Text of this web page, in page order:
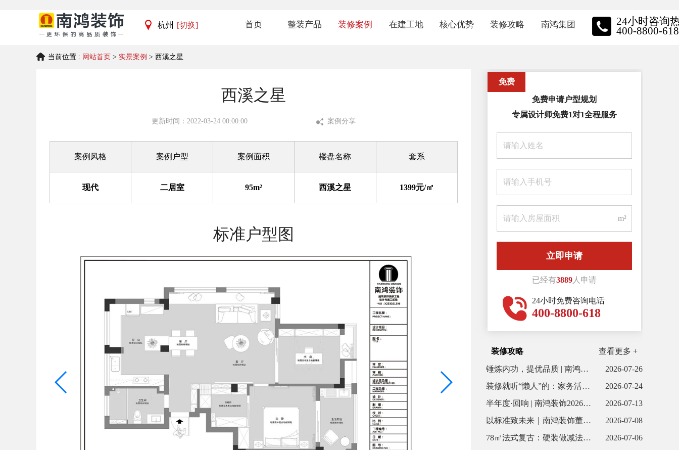
杭州 [切换]
宁波
首页 整装产品 装修案例 在建工地 核心优势
环保装修
业主口碑
装修攻略
家装小视频
南鸿集团
关于我们
员工风采
招聘中心
24小时咨询
400-8800-618
当前位置 : 网站首页 > 实景案例 > 西溪之星
西溪之星
更新时间：2022-03-24 00:00:00 案例分享
案例风格 案例户型 案例面积 楼盘名称 套系
现代 二居室 95m² 西溪之星 1399元/㎡
标准户型图
免费
免费申请户型规划
专属设计师免费1对1全程服务
m²
已经有3889人申请
24小时免费咨询电话
400-8800-618
装修攻略 查看更多 +
锤炼内功，提优品质 | 南鸿装饰6月全体项目经理会议顺利召开
2026-07-26
装修就听“懒人”的：家务活少80%，幸福感直线上升！
2026-07-24
半年度·回响 | 南鸿装饰2026上半年案例合集
2026-07-13
以标准致未来｜南鸿装饰董事长出席中国全案定制家装节
2026-07-08
78㎡法式复古：硬装做减法，氛围做乘法
2026-07-06